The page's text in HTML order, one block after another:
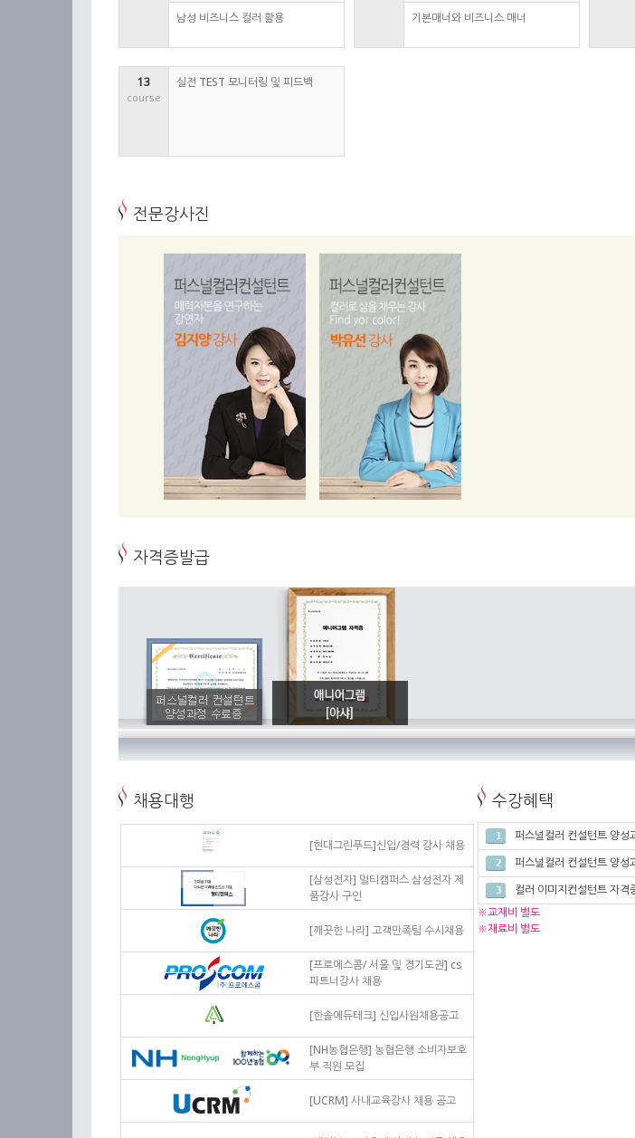
남성 비즈니스 컬러 활용 기본매너와 비즈니스 매너
13
course
실전 TEST 모니터링 및 피드백
전문강사진
자격증발급
채용대행
[현대그린푸드]신입/경력 강사 채용
[삼성전자] 멀티캠퍼스 삼성전자 제
품강사 구인
[깨끗한 나라] 고객만족팀 수시채용
[프로에스콤/ 서울 및 경기도권] cs
파트너강사 채용
[한솔에듀테크] 신입사원채용공고
[NH농협은행] 농협은행 소비자보호
부 직원 모집
[UCRM] 사내교육강사 채용 공고
수강혜택
1 퍼스널컬러 컨설턴트 양성
2 퍼스널컬러 컨설턴트 양성
3
컬러 이미지컨설턴트 자격
※교재비 별도
※재료비 별도